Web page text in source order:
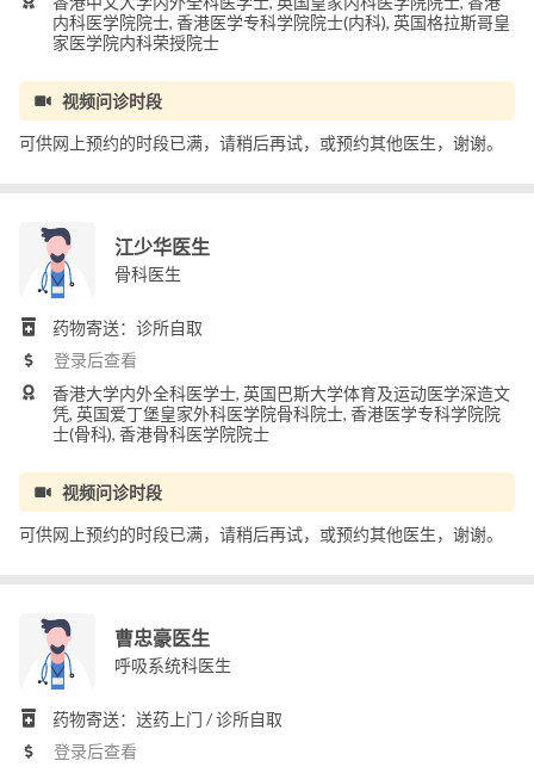
内科医学院院士, 香港医学专科学院院士(内科), 英国格拉斯哥皇
家医学院内科荣授院士
视频问诊时段
可供网上预约的时段已满，请稍后再试，或预约其他医生，谢谢。
江少华医生
骨科医生
药物寄送：诊所自取
登录后查看
香港大学内外全科医学士, 英国巴斯大学体育及运动医学深造文
凭, 英国爱丁堡皇家外科医学院骨科院士, 香港医学专科学院院
士(骨科), 香港骨科医学院院士
视频问诊时段
可供网上预约的时段已满，请稍后再试，或预约其他医生，谢谢。
曹忠豪医生
呼吸系统科医生
药物寄送：送药上门 / 诊所自取
登录后查看